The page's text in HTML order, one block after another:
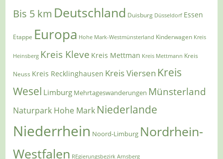
Bis 5 km Deutschland Duisburg Düsseldorf Essen
Etappe Europa Hohe Mark-Westmünsterland Kinderwagen Kreis
Heinsberg Kreis Kleve Kreis Mettman Kreis Mettmann Kreis
Neuss Kreis Recklinghausen Kreis Viersen Kreis
Wesel Limburg Mehrtageswanderungen Münsterland
Naturpark Hohe Mark Niederlande
Niederrhein Noord-Limburg Nordrhein-
Westfalen REgierungsbezirk Arnsberg